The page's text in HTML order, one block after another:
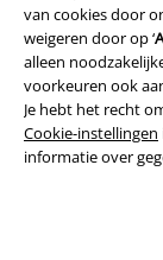
van cookies door
weigeren door op ‘
alleen
voorkeuren ook
Je hebt het recht
Cookie-instellingen
informatie over
Bedrijfsgegevens
Privacyverklaring
Verklaring van
Informatie over